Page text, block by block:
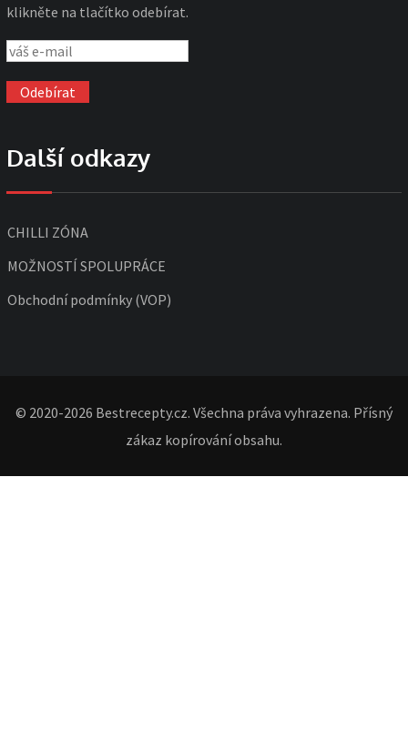
klikněte na tlačítko odebírat.
Další odkazy
CHILLI ZÓNA
MOŽNOSTÍ SPOLUPRÁCE
Obchodní podmínky (VOP)
© 2020-2026 Bestrecepty.cz. Všechna práva vyhrazena. Přísný
zákaz kopírování obsahu.